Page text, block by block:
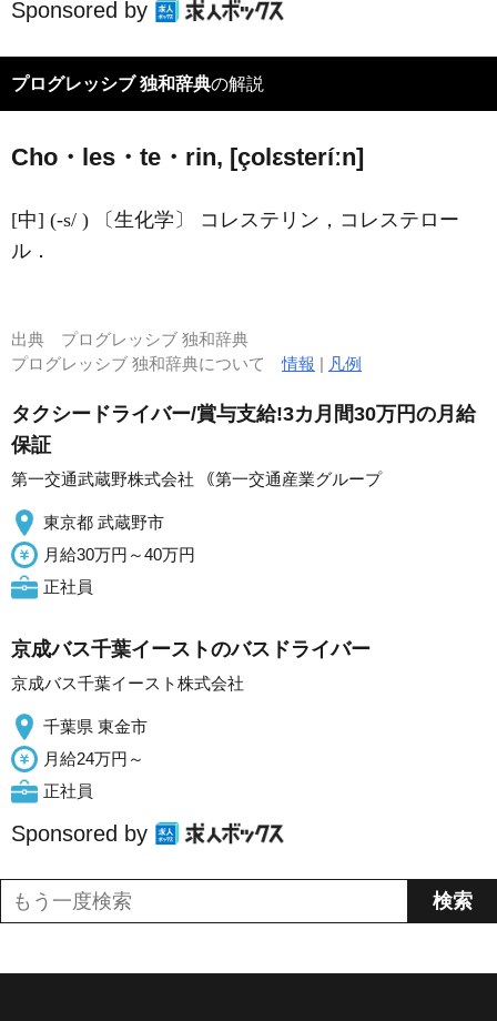
Sponsored by
プログレッシブ 独和辞典の解説
Cho・les・te・rin, [çolεsteríːn]
[中] (-s/ ) 〔生化学〕 コレステリン，コレステロー
ル．
出典 プログレッシブ 独和辞典
プログレッシブ 独和辞典について情報 | 凡例
タクシードライバー/賞与支給!3カ月間30万円の月給
保証
第一交通武蔵野株式会社 ｟第一交通産業グループ
東京都 武蔵野市
月給30万円～40万円
正社員
京成バス千葉イーストのバスドライバー
京成バス千葉イースト株式会社
千葉県 東金市
月給24万円～
正社員
Sponsored by